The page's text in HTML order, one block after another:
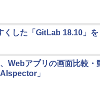
した「GitLab 18.10」を
Webアプリの画面比較・
」